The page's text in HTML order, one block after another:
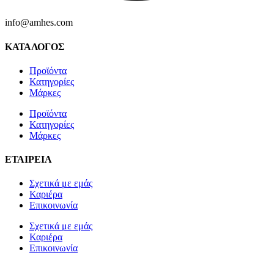
info@amhes.com
ΚΑΤΑΛΟΓΟΣ
Προϊόντα
Κατηγορίες
Μάρκες
Προϊόντα
Κατηγορίες
Μάρκες
ΕΤΑΙΡΕΙΑ
Σχετικά με εμάς
Καριέρα
Επικοινωνία
Σχετικά με εμάς
Καριέρα
Επικοινωνία